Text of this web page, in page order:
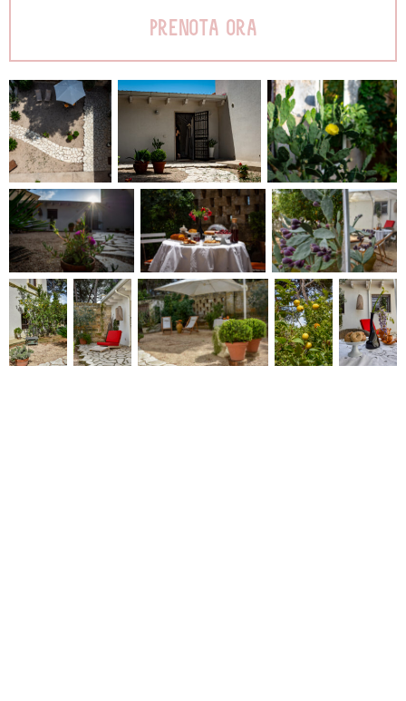
prenota ora